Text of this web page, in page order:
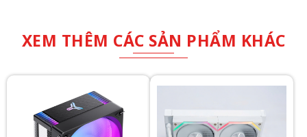
XEM THÊM CÁC SẢN PHẨM KHÁC